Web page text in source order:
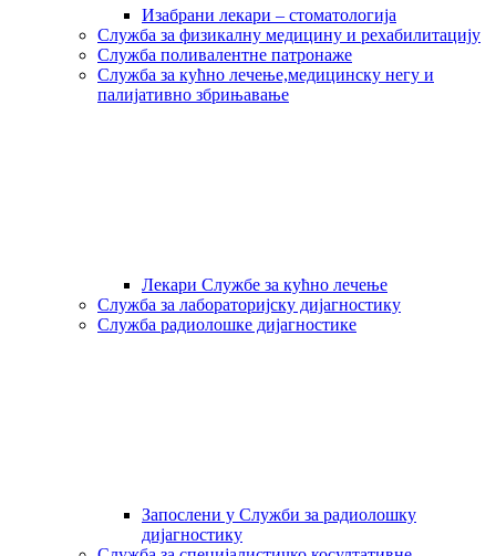
Изабрани лекари – стоматологија
Служба за физикалну медицину и рехабилитацију
Служба поливалентне патронаже
Служба за кућно лечење,медицинску негу и
палијативно збрињавање
Лекари Службе за кућно лечење
Служба за лабораторијску дијагностику
Служба радиолошке дијагностике
Запослени у Служби за радиолошку
дијагностику